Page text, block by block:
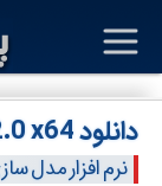
دانلود Oasys MassMotion v11.0.12.0 x64
نرم افزار مدل